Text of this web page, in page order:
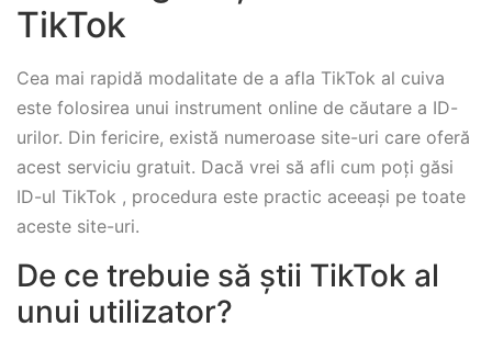
TikTok
Cea mai rapidă modalitate de a afla TikTok al cuiva
este folosirea unui instrument online de căutare a ID-
urilor. Din fericire, există numeroase site-uri care oferă
acest serviciu gratuit. Dacă vrei să afli cum poți găsi
ID-ul TikTok , procedura este practic aceeași pe toate
aceste site-uri.
De ce trebuie să știi TikTok al
unui utilizator?